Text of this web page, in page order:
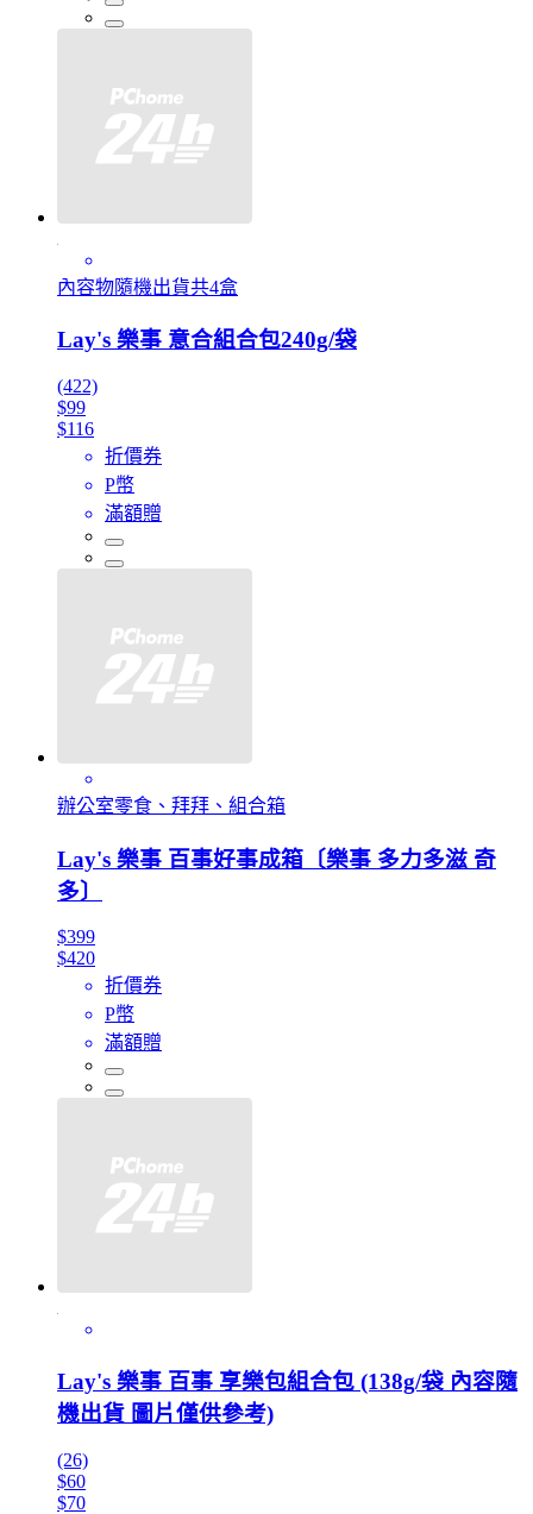
內容物隨機出貨共4盒
Lay's 樂事 意合組合包240g/袋
(422)
$99
$116
折價券
P幣
滿額贈
辦公室零食、拜拜、組合箱
Lay's 樂事 百事好事成箱〔樂事 多力多滋 奇
多〕
$399
$420
折價券
P幣
滿額贈
Lay's 樂事 百事 享樂包組合包 (138g/袋 內容隨
機出貨 圖片僅供參考)
(26)
$60
$70